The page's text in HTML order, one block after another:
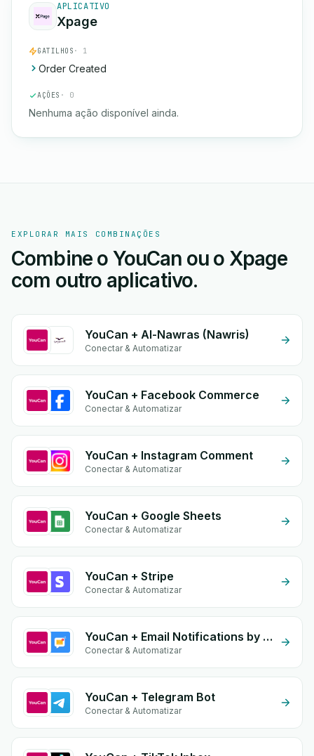
APLICATIVO
Xpage
GATILHOS · 1
Order Created
AÇÕES · 0
Nenhuma ação disponível ainda.
EXPLORAR MAIS COMBINAÇÕES
Combine o YouCan ou o Xpage
com outro aplicativo.
YouCan + Al-Nawras (Nawris)
Conectar & Automatizar
YouCan + Facebook Commerce
Conectar & Automatizar
YouCan + Instagram Comment
Conectar & Automatizar
YouCan + Google Sheets
Conectar & Automatizar
YouCan + Stripe
Conectar & Automatizar
YouCan + Email Notifications by eGrow
Conectar & Automatizar
YouCan + Telegram Bot
Conectar & Automatizar